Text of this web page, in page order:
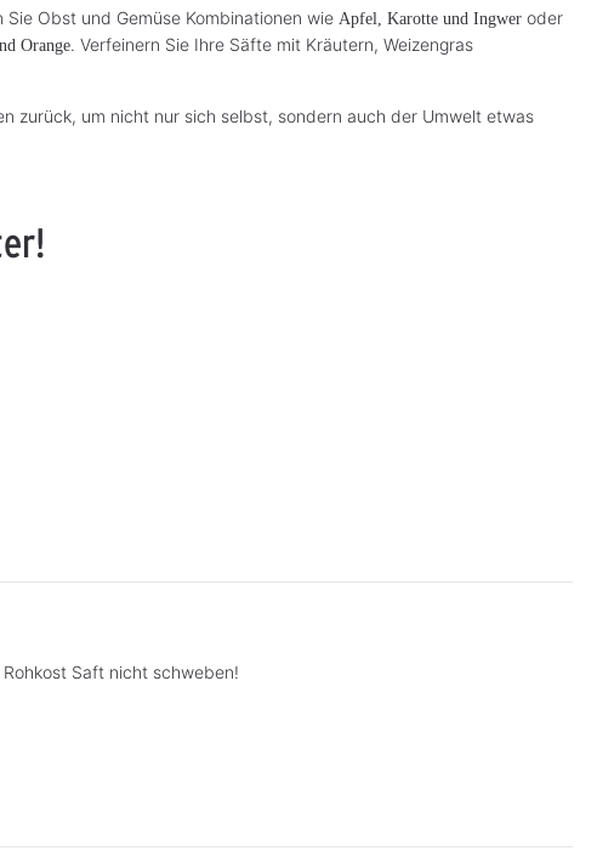
Obst und Gemüse Kombinationen wie Apfel, Karotte und Ingwer oder
Orange. Verfeinern Sie Ihre Säfte mit Kräutern, Weizengras
zurück, um nicht nur sich selbst, sondern auch der Umwelt etwas
Saft nicht schweben!